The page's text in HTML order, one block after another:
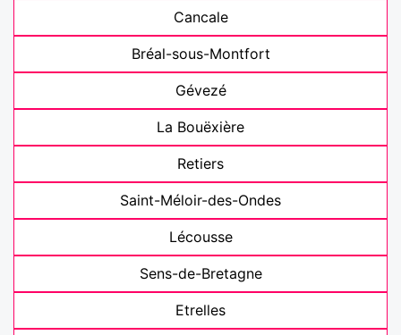
Cancale
Bréal-sous-Montfort
Gévezé
La Bouëxière
Retiers
Saint-Méloir-des-Ondes
Lécousse
Sens-de-Bretagne
Etrelles